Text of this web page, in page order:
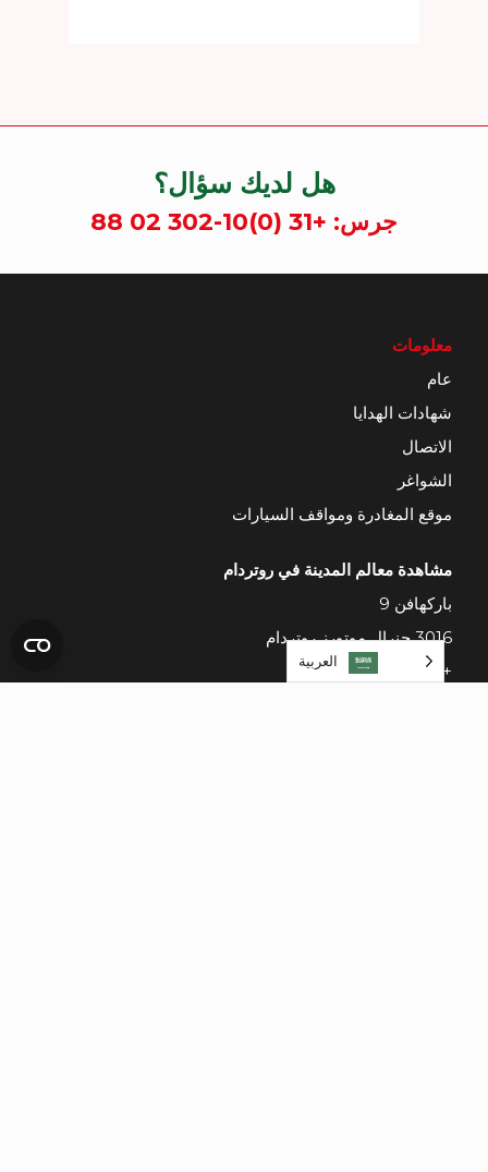
هل لديك سؤال؟
جرس: +31 (0)10-302 02 88
معلومات
عام
شهادات الهدايا
الاتصال
الشواغر
موقع المغادرة ومواقف السيارات
مشاهدة معالم المدينة في روتردام
باركهافن 9
3016 جنرال موتورز روتردام
+31(0)10-302 18 88
العربية‏